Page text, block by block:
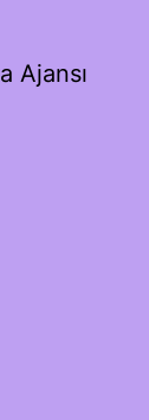
Ajansı